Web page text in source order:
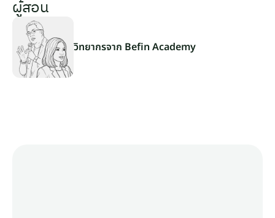
ผู้สอน
วิทยากรจาก Befin Academy